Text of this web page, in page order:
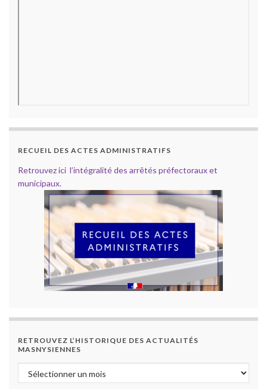
RECUEIL DES ACTES ADMINISTRATIFS
Retrouvez ici l’intégralité des arrêtés préfectoraux et
municipaux.
RETROUVEZ L’HISTORIQUE DES ACTUALITÉS
MASNYSIENNES
Retrouvez l’historique des actualités masnysiennes